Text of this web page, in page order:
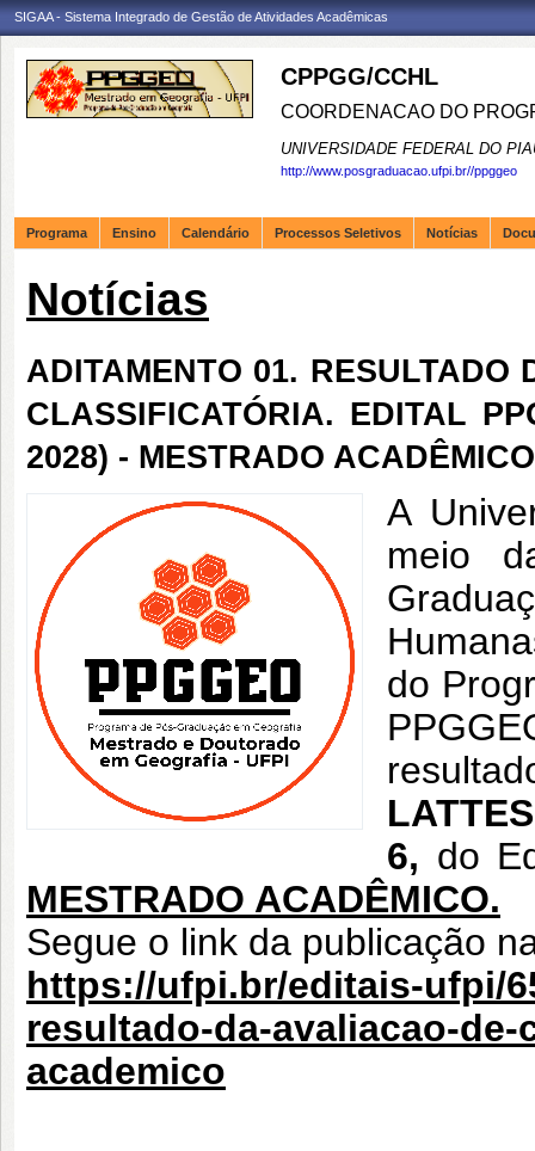
SIGAA - Sistema Integrado de Gestão de Atividades Acadêmicas
CPPGG/CCHL
COORDENACAO DO
UNIVERSIDADE FEDERAL DO
http://www.posgraduacao.ufpi.br//ppggeo
Programa Ensino Calendário Processos Seletivos Notícias
Notícias
ADITAMENTO 01. RESULTADO
CLASSIFICATÓRIA. EDITAL
2028) - MESTRADO ACADÊMICO
A
meio
do
6, do
MESTRADO ACADÊMICO.
Segue o link da publicação
https://ufpi.br/editais-ufpi/
resultado-da-avaliacao-
academico